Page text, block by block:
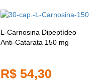
L-Carnosina Dipeptídeo
Anti-Catarata 150 mg
R$ 54,30